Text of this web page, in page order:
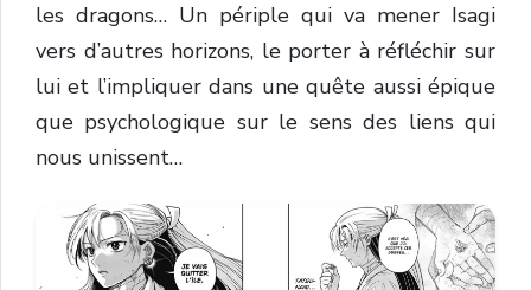
les dragons… Un périple qui va mener Isagi
vers d’autres horizons, le porter à réfléchir sur
lui et l’impliquer dans une quête aussi épique
que psychologique sur le sens des liens qui
nous unissent…